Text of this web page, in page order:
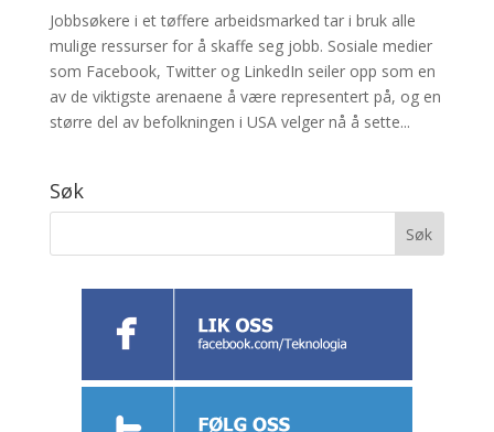
Jobbsøkere i et tøffere arbeidsmarked tar i bruk alle
mulige ressurser for å skaffe seg jobb. Sosiale medier
som Facebook, Twitter og LinkedIn seiler opp som en
av de viktigste arenaene å være representert på, og en
større del av befolkningen i USA velger nå å sette...
Søk